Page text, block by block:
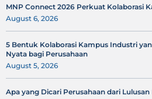
MNP Connect 2026 Perkuat Kolaborasi
August 6, 2026
5 Bentuk Kolaborasi Kampus Industri
Nyata bagi Perusahaan
August 5, 2026
Apa yang Dicari Perusahaan dari Lulusan